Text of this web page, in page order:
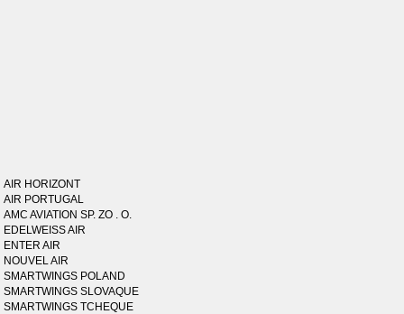
AIR HORIZONT
AIR PORTUGAL
AMC AVIATION SP. ZO . O.
EDELWEISS AIR
ENTER AIR
NOUVEL AIR
SMARTWINGS POLAND
SMARTWINGS SLOVAQUE
SMARTWINGS TCHEQUE